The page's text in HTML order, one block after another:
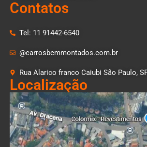
Contatos
Tel: 11 91442-6540
@carrosbemmontados.com.br
Rua Alarico franco Caiubi São Paulo,
Localização